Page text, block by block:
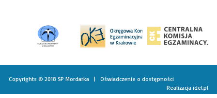
Copyrights © 2018 SP Mordarka | Oświadczenie o dostępności
Realizacjaidel.pl